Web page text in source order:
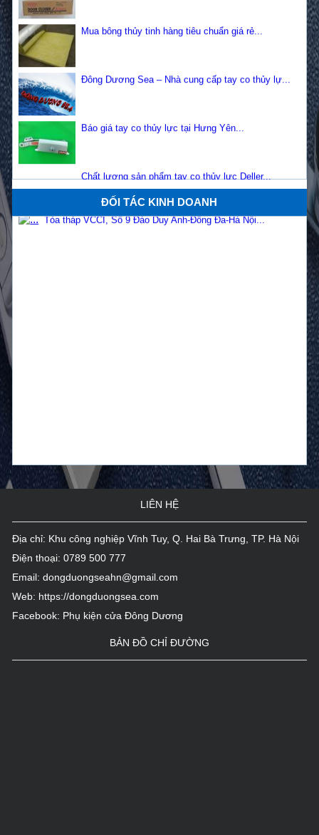
Lợi ích của cửa thép chống cháy bạn cần biết...
ĐỐI TÁC KINH DOANH
Trụ sở cơ quan Bộ tài nguyên và môi trường...
LIÊN HỆ
Địa chỉ: Khu công nghiệp Vĩnh Tuy, Q. Hai Bà Trưng, TP. Hà Nội
Điện thoại:0789 500 777
Email:dongduongseahn@gmail.com
Web: https://dongduongsea.com
Facebook: Phụ kiện cửa Đông Dương
BẢN ĐỒ CHỈ ĐƯỜNG